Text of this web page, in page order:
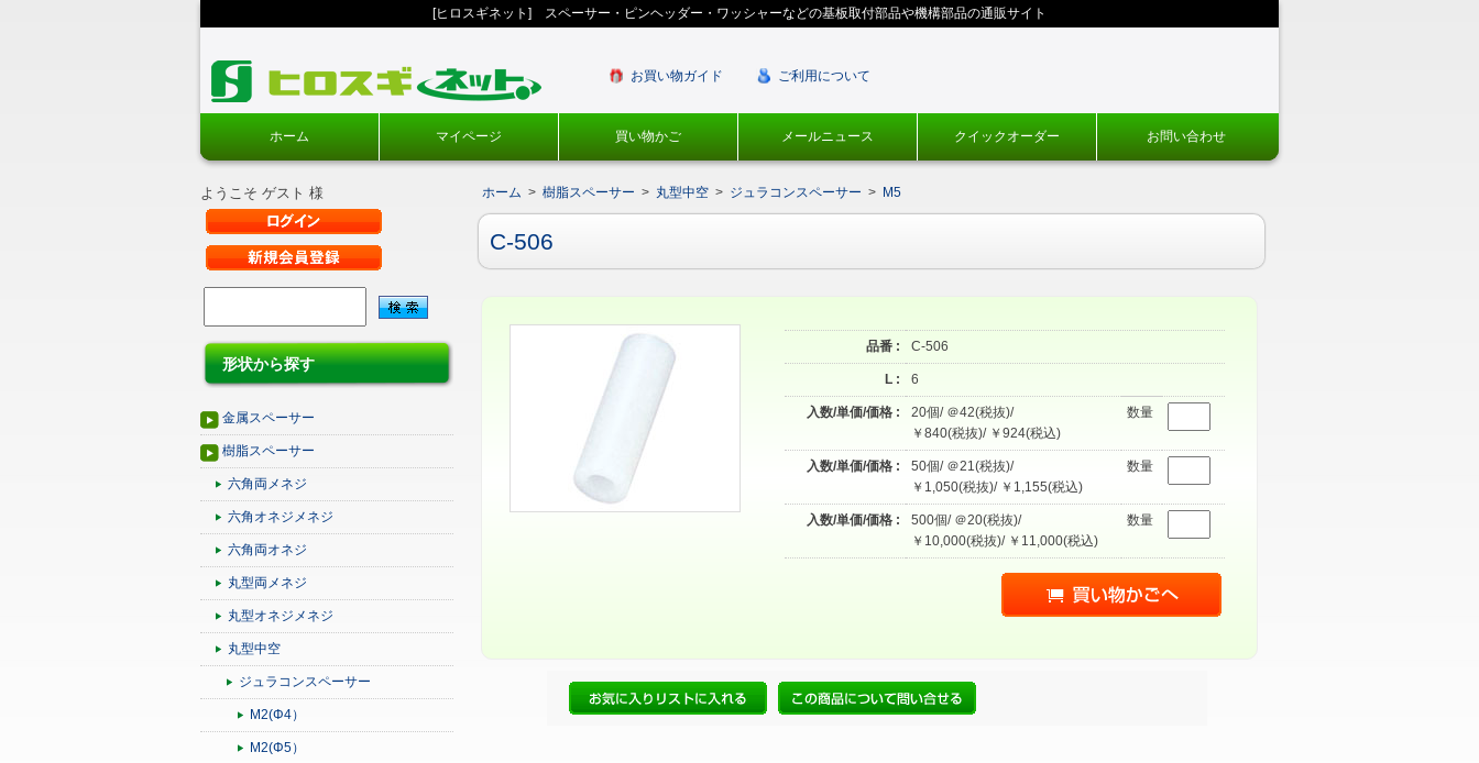
[ヒロスギネット] スペーサー・ピンヘッダー・ワッシャーなどの基板取付部品や機構部品の通販サイト
お買い物ガイド ご利用について
ホーム マイページ 買い物かご メールニュース クイックオーダー お問い合わせ
ようこそ ゲスト 様
形状から探す
金属スペーサー
樹脂スペーサー
六角両メネジ
六角オネジメネジ
六角両オネジ
丸型両メネジ
丸型オネジメネジ
丸型中空
ジュラコンスペーサー
M2(Φ4）
M2(Φ5）
ホーム > 樹脂スペーサー > 丸型中空 > ジュラコンスペーサー > M5
C-506
品番 : C-506
L : 6
入数/単価/価格 :
20個/ ＠42(税抜)/
￥840(税抜)/ ￥924(税込)
数量
入数/単価/価格 :
50個/ ＠21(税抜)/
￥1,050(税抜)/ ￥1,155(税込)
数量
入数/単価/価格 :
500個/ ＠20(税抜)/
￥10,000(税抜)/ ￥11,000(税込)
数量